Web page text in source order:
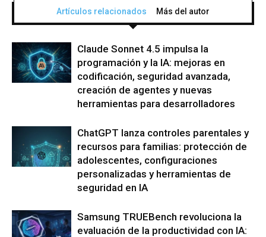
Artículos relacionados Más del autor
Claude Sonnet 4.5 impulsa la
programación y la IA: mejoras en
codificación, seguridad avanzada,
creación de agentes y nuevas
herramientas para desarrolladores
ChatGPT lanza controles parentales y
recursos para familias: protección de
adolescentes, configuraciones
personalizadas y herramientas de
seguridad en IA
Samsung TRUEBench revoluciona la
evaluación de la productividad con IA: